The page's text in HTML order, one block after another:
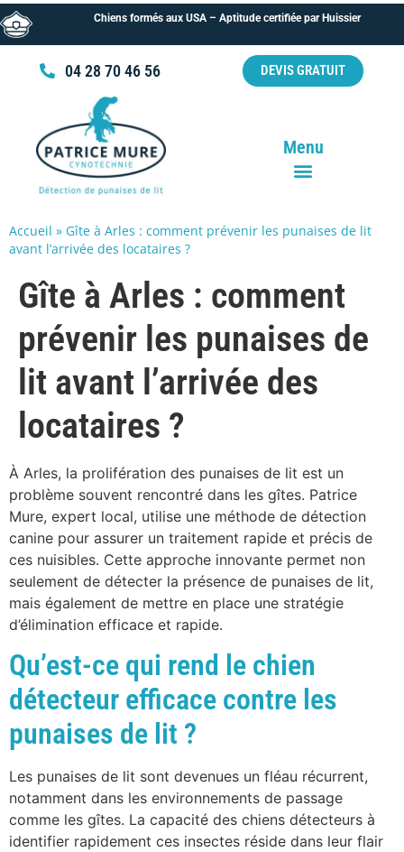
Chiens formés aux USA – Aptitude certifiée par Huissier
04 28 70 46 56 DEVIS GRATUIT
Menu
Accueil » Gîte à Arles : comment prévenir les punaises de lit
avant l’arrivée des locataires ?
Gîte à Arles : comment
prévenir les punaises de
lit avant l’arrivée des
locataires ?
À Arles, la prolifération des punaises de lit est un
problème souvent rencontré dans les gîtes. Patrice
Mure, expert local, utilise une méthode de détection
canine pour assurer un traitement rapide et précis de
ces nuisibles. Cette approche innovante permet non
seulement de détecter la présence de punaises de lit,
mais également de mettre en place une stratégie
d’élimination efficace et rapide.
Qu’est-ce qui rend le chien
détecteur efficace contre les
punaises de lit ?
Les punaises de lit sont devenues un fléau récurrent,
notamment dans les environnements de passage
comme les gîtes. La capacité des chiens détecteurs à
identifier rapidement ces insectes réside dans leur flair